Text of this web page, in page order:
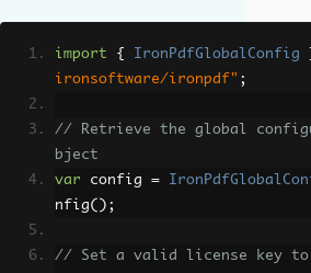
import { IronPdfGlobalConfig
ironsoftware/ironpdf" ;
// Retrieve the global
bject
var config =
nfig();
// Set a valid license key to